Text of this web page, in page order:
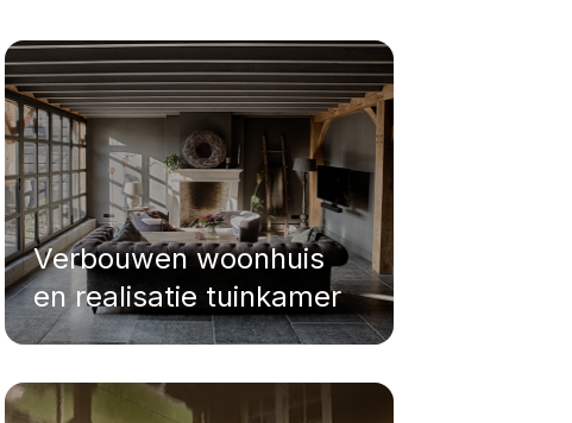
Verbouwen woonhuis
en realisatie tuinkamer